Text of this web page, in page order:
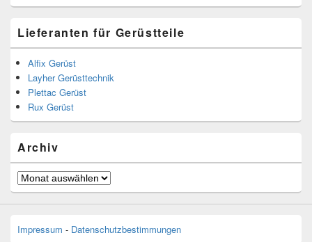
Lieferanten für Gerüstteile
Alfix Gerüst
Layher Gerüsttechnik
Plettac Gerüst
Rux Gerüst
Archiv
Archiv
Impressum - Datenschutzbestimmungen